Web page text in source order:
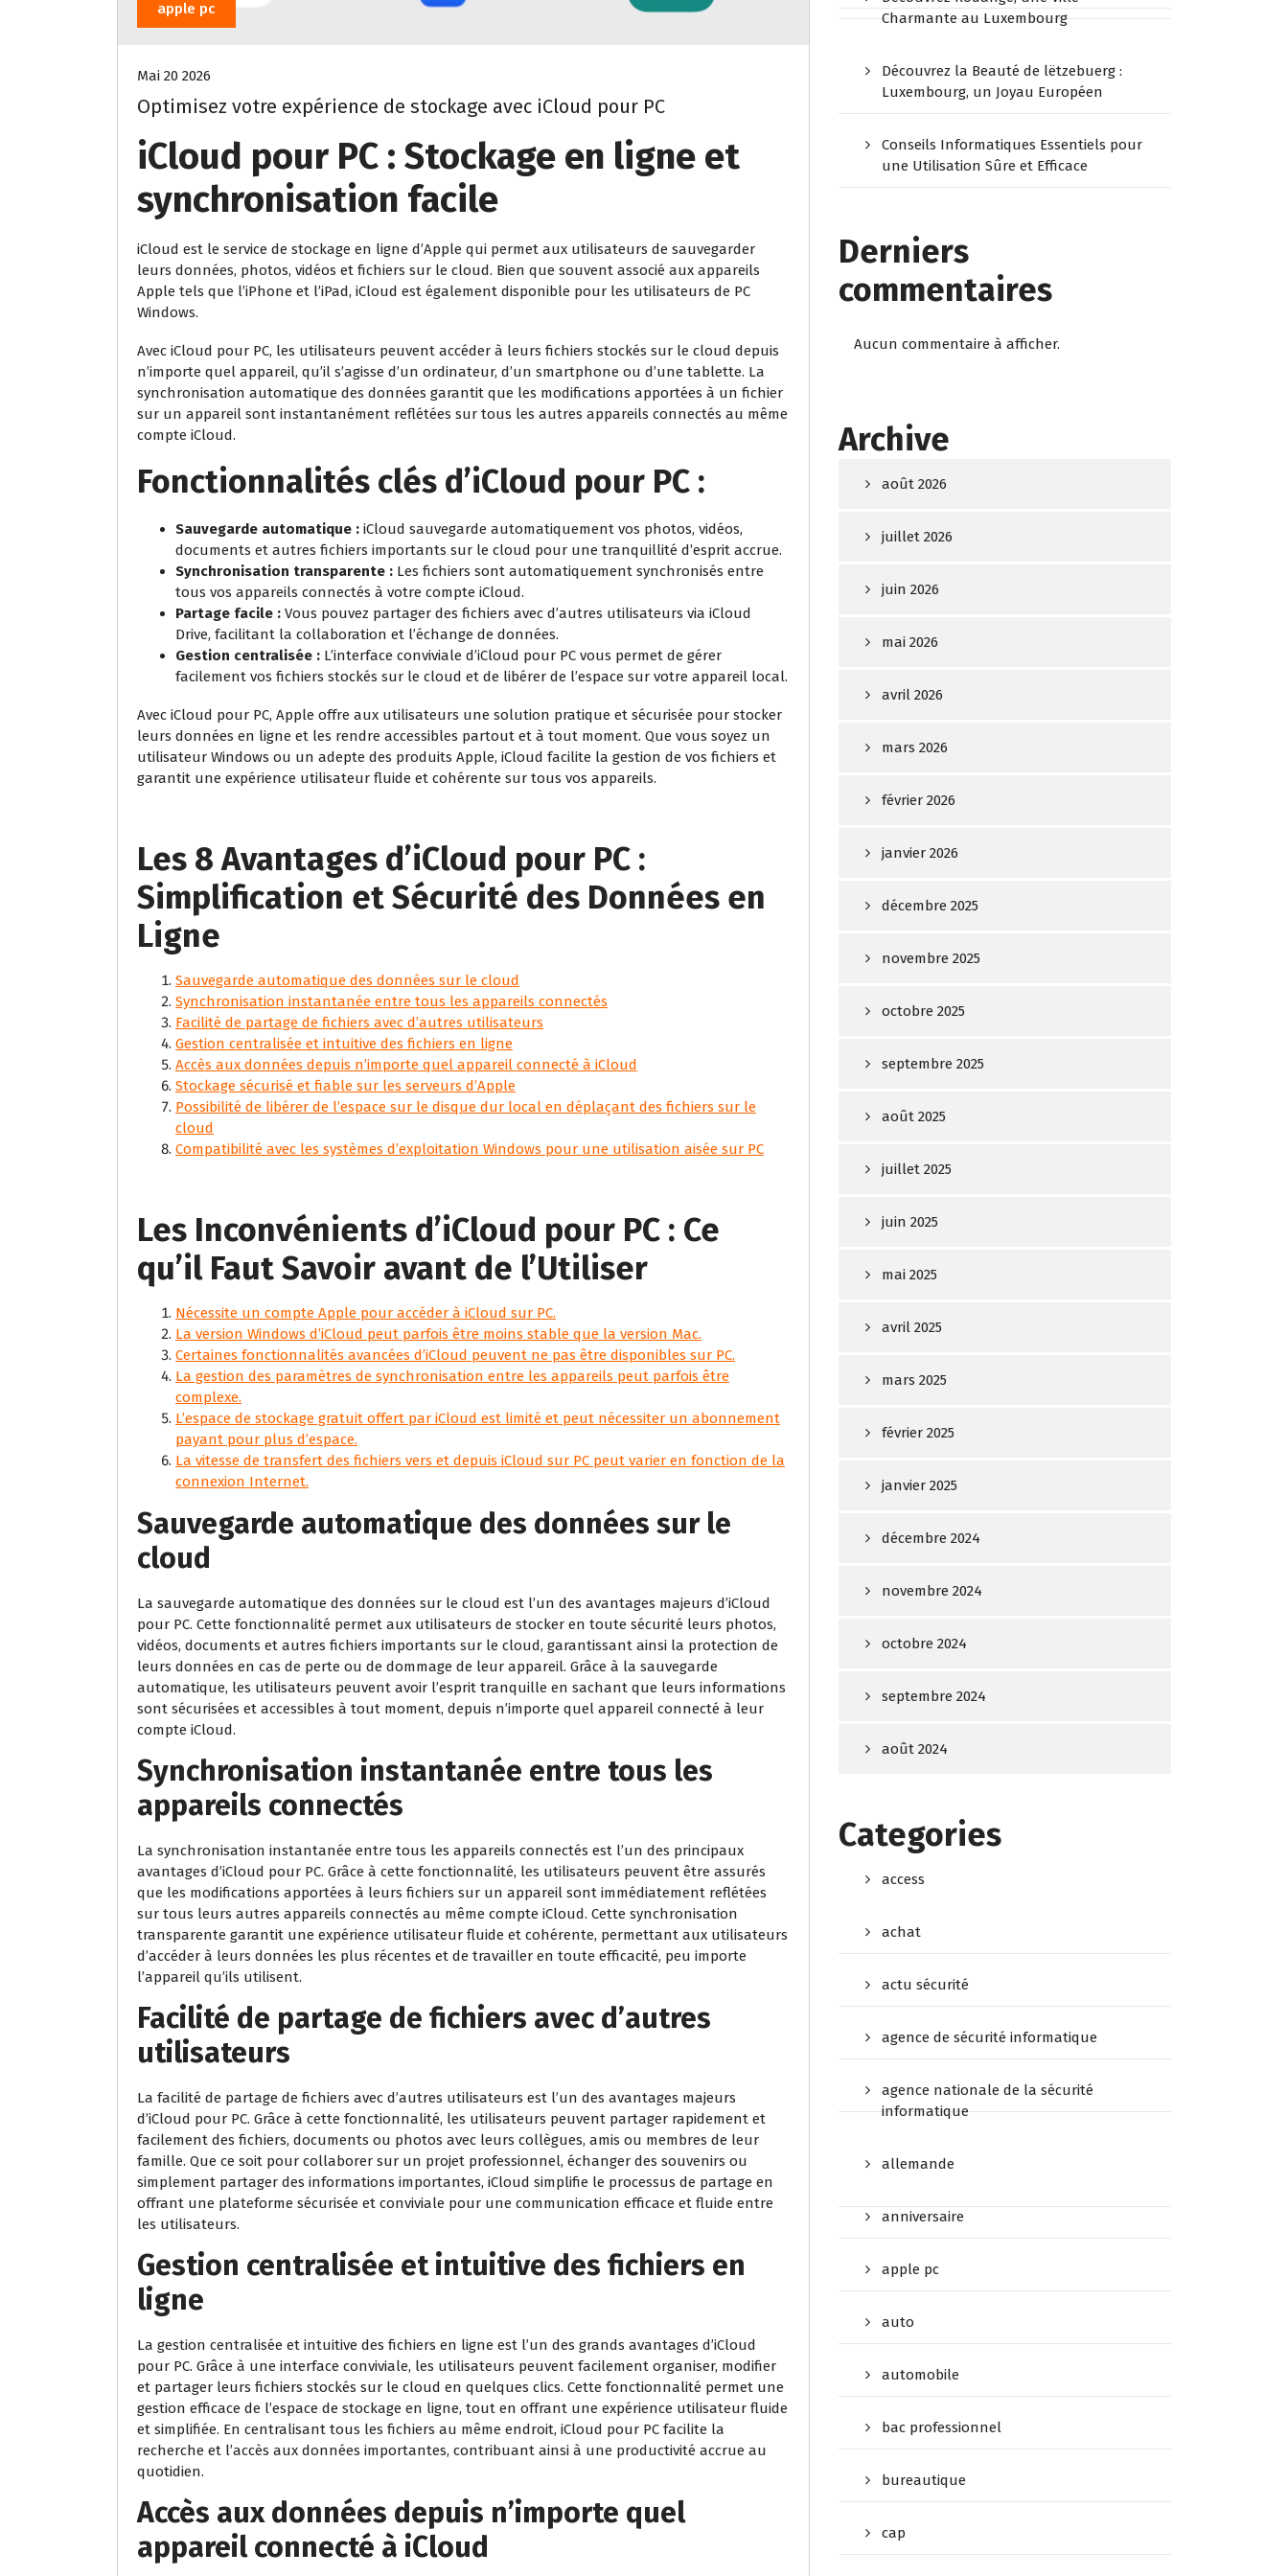
apple pc
Mai 20 2026
Optimisez votre expérience de stockage avec iCloud pour PC
iCloud pour PC : Stockage en ligne et
synchronisation facile
iCloud est le service de stockage en ligne d’Apple qui permet aux utilisateurs de sauvegarder
leurs données, photos, vidéos et fichiers sur le cloud. Bien que souvent associé aux appareils
Apple tels que l’iPhone et l’iPad, iCloud est également disponible pour les utilisateurs de PC
Windows.
Avec iCloud pour PC, les utilisateurs peuvent accéder à leurs fichiers stockés sur le cloud depuis
n’importe quel appareil, qu’il s’agisse d’un ordinateur, d’un smartphone ou d’une tablette. La
synchronisation automatique des données garantit que les modifications apportées à un fichier
sur un appareil sont instantanément reflétées sur tous les autres appareils connectés au même
compte iCloud.
Fonctionnalités clés d’iCloud pour PC :
Sauvegarde automatique : iCloud sauvegarde automatiquement vos photos, vidéos,
documents et autres fichiers importants sur le cloud pour une tranquillité d’esprit accrue.
Synchronisation transparente : Les fichiers sont automatiquement synchronisés entre
tous vos appareils connectés à votre compte iCloud.
Partage facile : Vous pouvez partager des fichiers avec d’autres utilisateurs via iCloud
Drive, facilitant la collaboration et l’échange de données.
Gestion centralisée : L’interface conviviale d’iCloud pour PC vous permet de gérer
facilement vos fichiers stockés sur le cloud et de libérer de l’espace sur votre appareil local.
Avec iCloud pour PC, Apple offre aux utilisateurs une solution pratique et sécurisée pour stocker
leurs données en ligne et les rendre accessibles partout et à tout moment. Que vous soyez un
utilisateur Windows ou un adepte des produits Apple, iCloud facilite la gestion de vos fichiers et
garantit une expérience utilisateur fluide et cohérente sur tous vos appareils.
Les 8 Avantages d’iCloud pour PC :
Simplification et Sécurité des Données en
Ligne
Sauvegarde automatique des données sur le cloud
Synchronisation instantanée entre tous les appareils connectés
Facilité de partage de fichiers avec d’autres utilisateurs
Gestion centralisée et intuitive des fichiers en ligne
Accès aux données depuis n’importe quel appareil connecté à iCloud
Stockage sécurisé et fiable sur les serveurs d’Apple
Possibilité de libérer de l’espace sur le disque dur local en déplaçant des fichiers sur le
cloud
Compatibilité avec les systèmes d’exploitation Windows pour une utilisation aisée sur PC
Les Inconvénients d’iCloud pour PC : Ce
qu’il Faut Savoir avant de l’Utiliser
Nécessite un compte Apple pour accéder à iCloud sur PC.
La version Windows d’iCloud peut parfois être moins stable que la version Mac.
Certaines fonctionnalités avancées d’iCloud peuvent ne pas être disponibles sur PC.
La gestion des paramètres de synchronisation entre les appareils peut parfois être
complexe.
L’espace de stockage gratuit offert par iCloud est limité et peut nécessiter un abonnement
payant pour plus d’espace.
La vitesse de transfert des fichiers vers et depuis iCloud sur PC peut varier en fonction de la
connexion Internet.
Sauvegarde automatique des données sur le
cloud
La sauvegarde automatique des données sur le cloud est l’un des avantages majeurs d’iCloud
pour PC. Cette fonctionnalité permet aux utilisateurs de stocker en toute sécurité leurs photos,
vidéos, documents et autres fichiers importants sur le cloud, garantissant ainsi la protection de
leurs données en cas de perte ou de dommage de leur appareil. Grâce à la sauvegarde
automatique, les utilisateurs peuvent avoir l’esprit tranquille en sachant que leurs informations
sont sécurisées et accessibles à tout moment, depuis n’importe quel appareil connecté à leur
compte iCloud.
Synchronisation instantanée entre tous les
appareils connectés
La synchronisation instantanée entre tous les appareils connectés est l’un des principaux
avantages d’iCloud pour PC. Grâce à cette fonctionnalité, les utilisateurs peuvent être assurés
que les modifications apportées à leurs fichiers sur un appareil sont immédiatement reflétées
sur tous leurs autres appareils connectés au même compte iCloud. Cette synchronisation
transparente garantit une expérience utilisateur fluide et cohérente, permettant aux utilisateurs
d’accéder à leurs données les plus récentes et de travailler en toute efficacité, peu importe
l’appareil qu’ils utilisent.
Facilité de partage de fichiers avec d’autres
utilisateurs
La facilité de partage de fichiers avec d’autres utilisateurs est l’un des avantages majeurs
d’iCloud pour PC. Grâce à cette fonctionnalité, les utilisateurs peuvent partager rapidement et
facilement des fichiers, documents ou photos avec leurs collègues, amis ou membres de leur
famille. Que ce soit pour collaborer sur un projet professionnel, échanger des souvenirs ou
simplement partager des informations importantes, iCloud simplifie le processus de partage en
offrant une plateforme sécurisée et conviviale pour une communication efficace et fluide entre
les utilisateurs.
Gestion centralisée et intuitive des fichiers en
ligne
La gestion centralisée et intuitive des fichiers en ligne est l’un des grands avantages d’iCloud
pour PC. Grâce à une interface conviviale, les utilisateurs peuvent facilement organiser, modifier
et partager leurs fichiers stockés sur le cloud en quelques clics. Cette fonctionnalité permet une
gestion efficace de l’espace de stockage en ligne, tout en offrant une expérience utilisateur fluide
et simplifiée. En centralisant tous les fichiers au même endroit, iCloud pour PC facilite la
recherche et l’accès aux données importantes, contribuant ainsi à une productivité accrue au
quotidien.
Accès aux données depuis n’importe quel
appareil connecté à iCloud
Charmante au Luxembourg
Découvrez la Beauté de lëtzebuerg :
Luxembourg, un Joyau Européen
Conseils Informatiques Essentiels pour
une Utilisation Sûre et Efficace
Derniers
commentaires
Aucun commentaire à afficher.
Archive
août 2026
juillet 2026
juin 2026
mai 2026
avril 2026
mars 2026
février 2026
janvier 2026
décembre 2025
novembre 2025
octobre 2025
septembre 2025
août 2025
juillet 2025
juin 2025
mai 2025
avril 2025
mars 2025
février 2025
janvier 2025
décembre 2024
novembre 2024
octobre 2024
septembre 2024
août 2024
Categories
access
achat
actu sécurité
agence de sécurité informatique
agence nationale de la sécurité
informatique
allemande
anniversaire
apple pc
auto
automobile
bac professionnel
bureautique
cap